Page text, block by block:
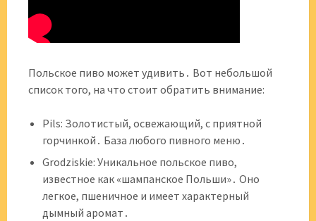
Польское пиво может удивить․ Вот небольшой
список того, на что стоит обратить внимание:
Pils: Золотистый, освежающий, с приятной
горчинкой․ База любого пивного меню․
Grodziskie: Уникальное польское пиво,
известное как «шампанское Польши»․ Оно
легкое, пшеничное и имеет характерный
дымный аромат․